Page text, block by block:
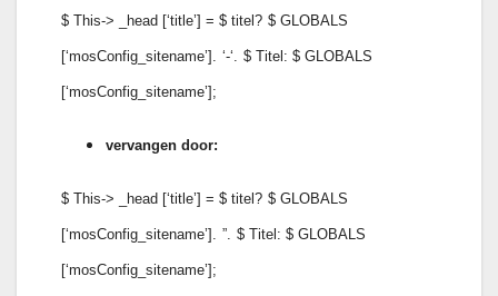
$ This-> _head [‘title’] = $ titel? $ GLOBALS
[‘mosConfig_sitename’]. ‘-‘. $ Titel: $ GLOBALS
[‘mosConfig_sitename’];
vervangen door:
$ This-> _head [‘title’] = $ titel? $ GLOBALS
[‘mosConfig_sitename’]. ”. $ Titel: $ GLOBALS
[‘mosConfig_sitename’];